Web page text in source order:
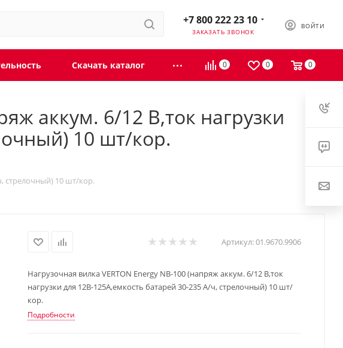
+7 800 222 23 10
ЗАКАЗАТЬ ЗВОНОК
ВОЙТИ
0 0 0
Скачать каталог
аккум. 6/12 В,ток нагрузки
10 шт/кор.
стрелочный) 10 шт/кор.
Артикул:01.9670.9906
Нагрузочная вилка VERTON Energy NB-100 (напряж аккум. 6/12 В,ток
нагрузки для 12В-125А,емкость батарей 30-235 А/ч, стрелочный) 10 шт/
кор.
Подробности